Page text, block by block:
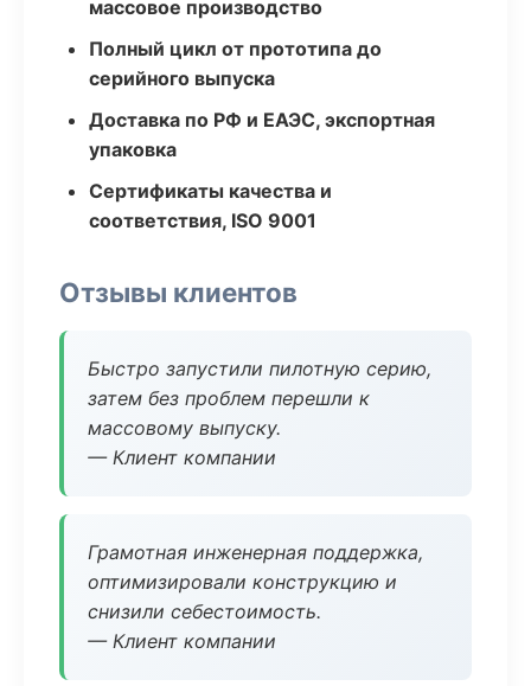
массовое производство
Полный цикл от прототипа до
серийного выпуска
Доставка по РФ и ЕАЭС, экспортная
упаковка
Сертификаты качества и
соответствия, ISO 9001
Отзывы клиентов
Быстро запустили пилотную серию,
затем без проблем перешли к
массовому выпуску.
— Клиент компании
Грамотная инженерная поддержка,
оптимизировали конструкцию и
снизили себестоимость.
— Клиент компании